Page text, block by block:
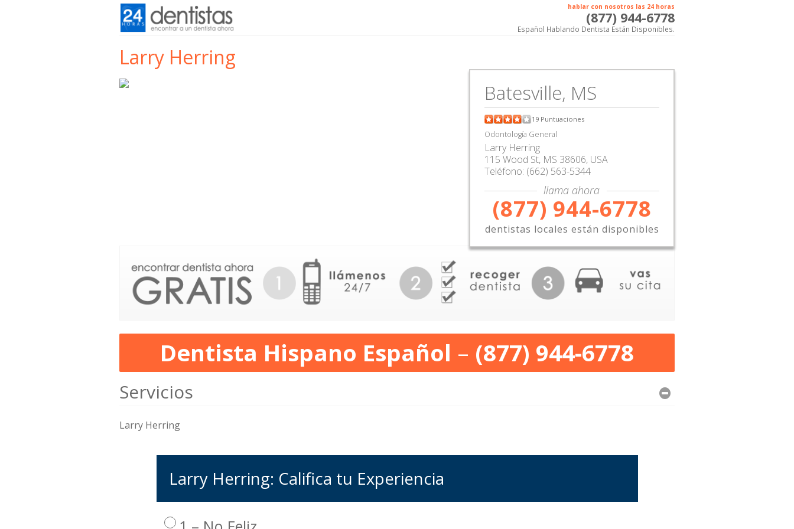
hablar con nosotros las 24 horas
(877) 944-6778
Español Hablando Dentista Están Disponibles.
Larry Herring
Batesville, MS
19 Puntuaciones
Odontología General
Larry Herring
115 Wood St, MS 38606, USA
Teléfono: (662) 563-5344
llama ahora
(877) 944-6778
dentistas locales están disponibles
Dentista Hispano Español – (877) 944-6778
Servicios
Larry Herring
Larry Herring: Califica tu Experiencia